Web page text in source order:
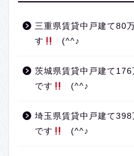
三重県賃貸中戸建て80
す
(^^♪
茨城県賃貸中戸建て
です
(^^♪
埼玉県賃貸中戸建て
です
(^^♪